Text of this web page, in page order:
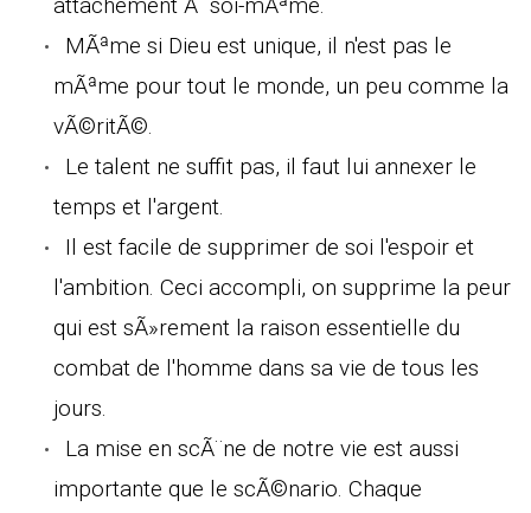
MÃªme si Dieu est unique, il n'est pas le
mÃªme pour tout le monde, un peu comme la
vÃ©ritÃ©.
Le talent ne suffit pas, il faut lui annexer le
temps et l'argent.
Il est facile de supprimer de soi l'espoir et
l'ambition. Ceci accompli, on supprime la peur
qui est sÃ»rement la raison essentielle du
combat de l'homme dans sa vie de tous les
jours.
La mise en scÃ¨ne de notre vie est aussi
importante que le scÃ©nario. Chaque